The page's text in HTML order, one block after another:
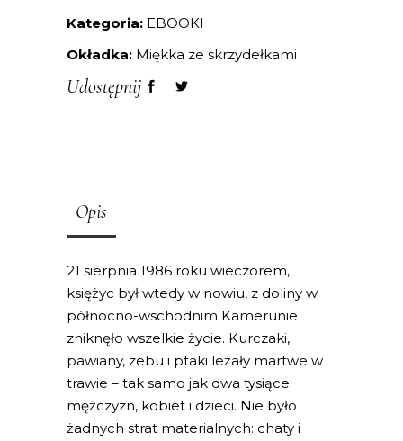
Kategoria: EBOOKI
Okładka: Miękka ze skrzydełkami
Udostępnij
Opis
21 sierpnia 1986 roku wieczorem,
księżyc był wtedy w nowiu, z doliny w
północno-wschodnim Kamerunie
zniknęło wszelkie życie. Kurczaki,
pawiany, zebu i ptaki leżały martwe w
trawie – tak samo jak dwa tysiące
mężczyzn, kobiet i dzieci. Nie było
żadnych strat materialnych: chaty i